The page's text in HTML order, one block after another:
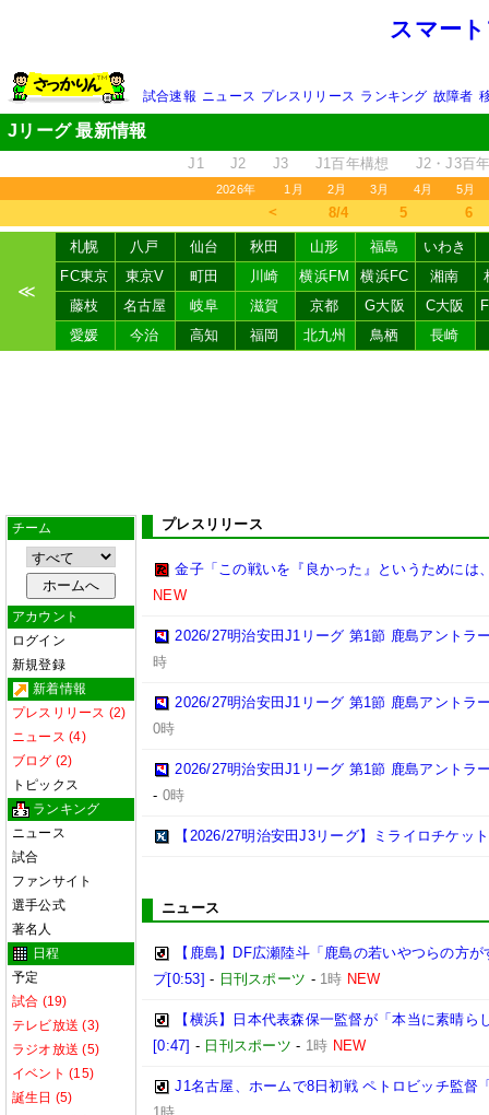
スマー
試合速報 ニュース プレスリリース ランキング 故障者
Jリーグ 最新情報
J1 J2 J3 J1百年構想 J2・J3百
2026年 1月 2月 3月 4月 5月
＜ 8/4 5 6
≪
札幌 八戸 仙台 秋田 山形 福島
いわき
FC東京
東京V 町田 川崎 横浜FM 横浜FC 湘南
藤枝
名古屋 岐阜 滋賀 京都 G大阪 C大阪
愛媛
今治 高知 福岡 北九州 鳥栖 長崎
チーム
アカウント
ログイン
新規登録
新着情報
プレスリリース (2)
ニュース (4)
ブログ (2)
トピックス
ランキング
ニュース
試合
ファンサイト
選手公式
著名人
日程
予定
試合 (19)
テレビ放送 (3)
ラジオ放送 (5)
イベント (15)
誕生日 (5)
プレスリリース
金子「この戦いを『良かった』というためには
NEW
2026/27明治安田J1リーグ 第1節 鹿島アントラ
時
2026/27明治安田J1リーグ 第1節 鹿島アントラ
0時
2026/27明治安田J1リーグ 第1節 鹿島アントラ
- 0時
【2026/27明治安田J3リーグ】ミライロチケッ
ニュース
【鹿島】DF広瀬陸斗「鹿島の若いやつらの方
プ[0:53] - 日刊スポーツ - 1時 NEW
【横浜】日本代表森保一監督が「本当に素晴
[0:47] - 日刊スポーツ - 1時 NEW
J1名古屋、ホームで8日初戦 ペトロビッチ監督